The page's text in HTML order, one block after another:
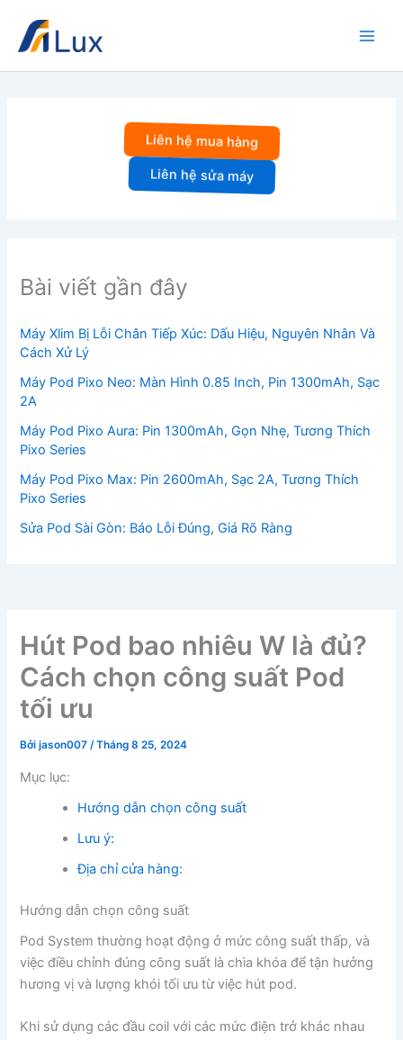
dung
Hút Pod bao nhiêu W là đủ?
Cách chọn công suất Pod
tối ưu
Bởijason007/Tháng 8 25, 2024
Mục lục:
Hướng dẫn chọn công suất
Lưu ý:
Địa chỉ cửa hàng:
Hướng dẫn chọn công suất
Pod System thường hoạt động ở mức công suất thấp, và
việc điều chỉnh đúng công suất là chìa khóa để tận hưởng
hương vị và lượng khói tối ưu từ việc hút pod.
Khi sử dụng các đầu coil với các mức điện trở khác nhau
Liên hệ mua hàng
Liên hệ sửa máy
Bài viết gần đây
Máy Xlim Bị Lỗi Chân Tiếp Xúc: Dấu Hiệu, Nguyên Nhân Và
Cách Xử Lý
Máy Pod Pixo Neo: Màn Hình 0.85 Inch, Pin 1300mAh, Sạc
2A
Máy Pod Pixo Aura: Pin 1300mAh, Gọn Nhẹ, Tương Thích
Pixo Series
Máy Pod Pixo Max: Pin 2600mAh, Sạc 2A, Tương Thích
Pixo Series
Sửa Pod Sài Gòn: Báo Lỗi Đúng, Giá Rõ Ràng